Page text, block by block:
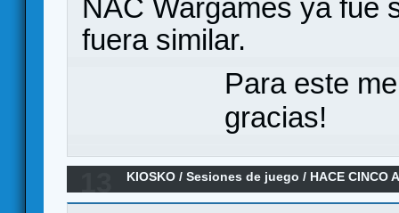
NAC Wargames ya fue
fuera similar.
Para este
gracias!
KIOSKO /Sesiones de juego / HACE CINCO